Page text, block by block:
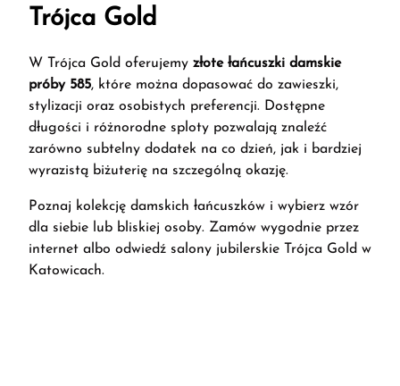
Trójca Gold
W Trójca Gold oferujemy złote łańcuszki damskie
próby 585, które można dopasować do zawieszki,
stylizacji oraz osobistych preferencji. Dostępne
długości i różnorodne sploty pozwalają znaleźć
zarówno subtelny dodatek na co dzień, jak i bardziej
wyrazistą biżuterię na szczególną okazję.
Poznaj kolekcję damskich łańcuszków i wybierz wzór
dla siebie lub bliskiej osoby. Zamów wygodnie przez
internet albo odwiedź salony jubilerskie Trójca Gold w
Katowicach.